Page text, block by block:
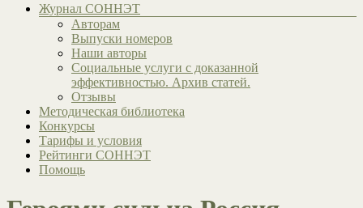
Журнал СОННЭТ
Авторам
Выпуски номеров
Наши авторы
Социальные услуги с доказанной
эффективностью. Архив статей.
Отзывы
Методическая библиотека
Конкурсы
Тарифы и условия
Рейтинги СОННЭТ
Помощь